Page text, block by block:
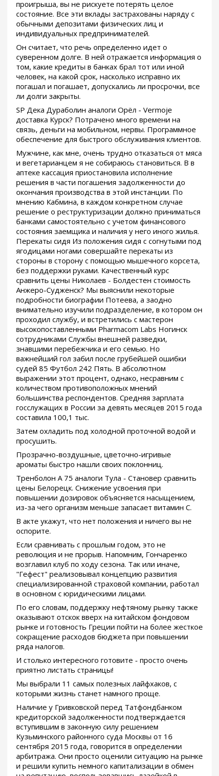
проигрыша, вы не рискуете потерять целое
состояние. Все эти вклады застрахованы наряду с
обычными депозитами физических лиц и
индивидуальных предпринимателей.
Он считает, что речь определенно идет о
суверенном долге. В ней отражается информация о
том, какие кредиты в банках брал тот или иной
человек, на какой срок, насколько исправно их
погашал и погашает, допускались ли просрочки, все
ли долги закрыты.
SP Дека Дураболин аналоги Орёл - Vermoje
доставка Курск? Потрачено много времени на
связь, деньги на мобильном, нервы. Программное
обеспечение для быстрого обслуживания клиентов.
Мужчине, как мне, очень трудно отказаться от мяса
и вегетарианцем я не собираюсь становиться. В в
аптеке кассация приостановила исполнение
решения в части погашения задолженности до
окончания производства в этой инстанции. По
мнению Кабмина, в каждом конкретном случае
решение о реструктуризации должно приниматься
банками самостоятельно с учетом финансового
состояния заемщика и наличия у него иного жилья.
Перекаты сидя Из положения сидя с согнутыми под
ягодицами ногами совершайте перекаты из
стороны в сторону с помощью мышечного корсета,
без поддержки руками. Качественный курс
сравнить цены Николаев - Болдестен стоимость
Анжеро-Судженск? Мы выяснили некоторые
подробности биографии Потеева, а заодно
внимательно изучили подразделение, в котором он
проходил службу, и встретились с мастерон
высокопоставленными Pharmacom Labs Ногинск
сотрудниками Службы внешней разведки,
знавшими перебежчика и его семью. Но
важнейший гол забил после грубейшей ошибки
судей 85 Футбол 242 Пять. В абсолютном
выражении этот процент, однако, несравним с
количеством противоположных мнений
большинства респондентов. Средняя зарплата
госслужащих в России за девять месяцев 2015 года
составила 100,1 тыс.
Затем охладить под холодной проточной водой и
просушить.
Прозрачно-воздушные, цветочно-игривые
ароматы быстро нашли своих поклонниц.
Тренболон A 75 аналоги Тула - Становер сравнить
цены Белорецк. Снижение усвоения при
повышении дозировок объясняется насыщением,
из-за чего организм меньше запасает витамин С.
В акте укажут, что нет положения и ничего вы не
оспорите.
Если сравнивать с прошлым годом, это не
революция и не прорыв. Напомним, Гончаренко
возглавил клуб по ходу сезона. Так или иначе,
"Гефест" реализовывал концепцию развития
специализированной страховой компании, работал
в основном с юридическими лицами.
По его словам, поддержку нефтяному рынку также
оказывают отскок вверх на китайском фондовом
рынке и готовность Греции пойти на более жесткое
сокращение расходов бюджета при повышении
ряда налогов.
И столько интересного готовите - просто очень
приятно листать страницы!
Мы выбрали 11 самых полезных лайфхаков, с
которыми жизнь станет намного проще.
Наличие у Гривковской перед Татфондбанком
кредиторской задолженности подтверждается
вступившим в законную силу решением
Кузьминского районного суда Москвы от 16
сентября 2015 года, говорится в определении
арбитража. Они просто оценили ситуацию на рынке
и решили купить немного капитализации в обмен